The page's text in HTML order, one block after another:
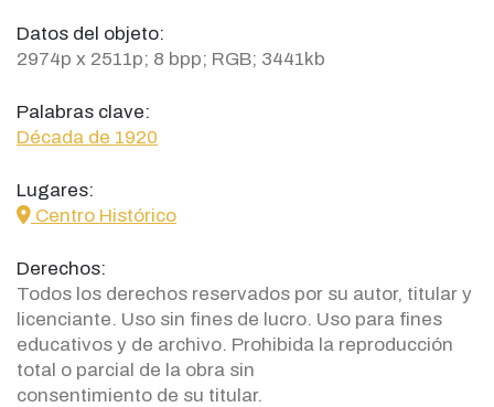
Datos del objeto:
2974p x 2511p; 8 bpp; RGB; 3441kb
Palabras clave:
Década de 1920
Lugares:
icon
Centro Histórico
Derechos:
Todos los derechos reservados por su autor, titular y
licenciante. Uso sin fines de lucro. Uso para fines
educativos y de archivo. Prohibida la reproducción
total o parcial de la obra sin
consentimiento de su titular.